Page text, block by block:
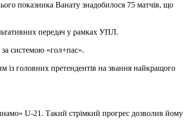
показника Ванату знадобилося 75 матчів, що
передач у рамках УПЛ.
системою «гол+пас».
із головних претендентів на звання найкращого
U-21. Такий стрімкий прогрес дозволив йому